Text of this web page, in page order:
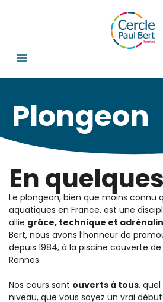
Plongeon
En
Le plongeon, bien que moins connu
aquatiques en France, est une
allie grâce, technique et
Bert, nous avons l’honneur de
depuis 1984, à la piscine couverte
Rennes.
Nos cours sont ouverts à tous,
niveau, que vous soyez un vrai